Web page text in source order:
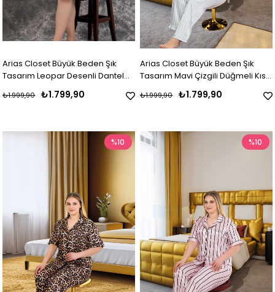
Arias Closet Büyük Beden Şık
Tasarım Leopar Desenli Dantel
İşlemeli Lüx 2'li Saten Gecelik
Sabahlık Takımı
₺1.799,90
₺1.999,90
Arias Closet Büyük Beden Şık
Tasarım Mavi Çizgili Düğmeli Kısa
Kol Lüx Saten Pijama Takımı
₺1.799,90
₺1.999,90
%10 %10